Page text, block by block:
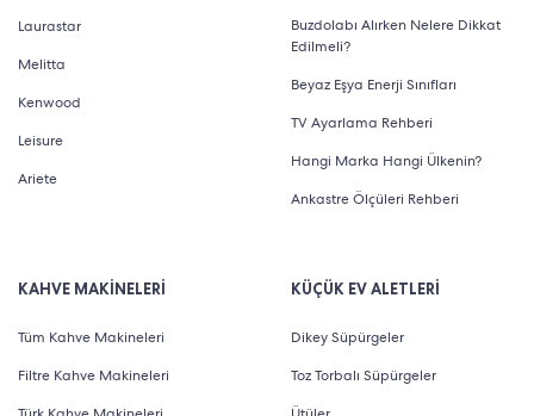
Laurastar
Melitta
Kenwood
Leisure
Ariete
Buzdolabı Alırken Nelere Dikkat
Edilmeli?
Beyaz Eşya Enerji Sınıfları
TV Ayarlama Rehberi
Hangi Marka Hangi Ülkenin?
Ankastre Ölçüleri Rehberi
KAHVE MAKİNELERİ
Tüm Kahve Makineleri
Filtre Kahve Makineleri
KÜÇÜK EV ALETLERİ
Dikey Süpürgeler
Toz Torbalı Süpürgeler